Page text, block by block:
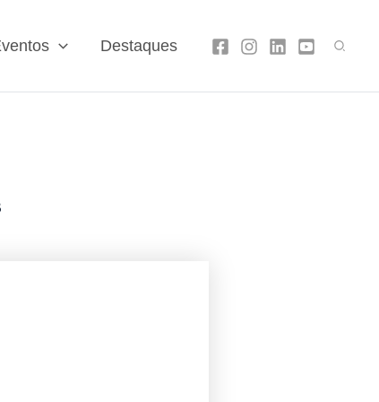
Destaques Search